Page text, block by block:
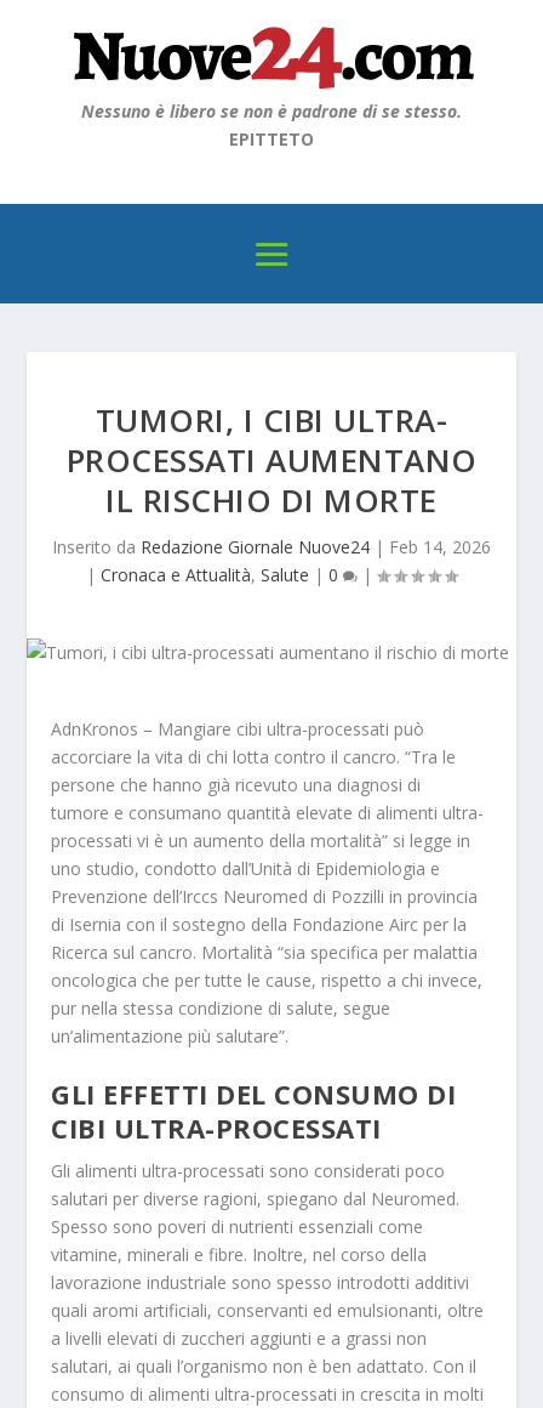
Nessuno è libero se non è padrone di se stesso.
EPITTETO
TUMORI, I CIBI ULTRA-
PROCESSATI AUMENTANO
IL RISCHIO DI MORTE
Inserito da Redazione Giornale Nuove24 | Feb 14, 2026
| Cronaca e Attualità, Salute | 0 |
AdnKronos – Mangiare cibi ultra-processati può
accorciare la vita di chi lotta contro il cancro. “Tra le
persone che hanno già ricevuto una diagnosi di
tumore e consumano quantità elevate di alimenti ultra-
processati vi è un aumento della mortalità” si legge in
uno studio, condotto dall’Unità di Epidemiologia e
Prevenzione dell’Irccs Neuromed di Pozzilli in provincia
di Isernia con il sostegno della Fondazione Airc per la
Ricerca sul cancro. Mortalità “sia specifica per malattia
oncologica che per tutte le cause, rispetto a chi invece,
pur nella stessa condizione di salute, segue
un’alimentazione più salutare”.
GLI EFFETTI DEL CONSUMO DI
CIBI ULTRA-PROCESSATI
Gli alimenti ultra-processati sono considerati poco
salutari per diverse ragioni, spiegano dal Neuromed.
Spesso sono poveri di nutrienti essenziali come
vitamine, minerali e fibre. Inoltre, nel corso della
lavorazione industriale sono spesso introdotti additivi
quali aromi artificiali, conservanti ed emulsionanti, oltre
a livelli elevati di zuccheri aggiunti e a grassi non
salutari, ai quali l’organismo non è ben adattato. Con il
consumo di alimenti ultra-processati in crescita in molti